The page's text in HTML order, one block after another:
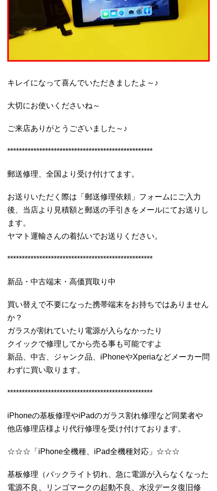
キレイになって喜んでいただきましたよ～♪
大切にお使いくださいね～
ご来店ありがとうございました～♪
**************************************************
郵送修理、全国より受け付けてます。
お送りいただく際は「郵送修理依頼」フォームにご入力
後、当店より見積額と郵送の手引きをメールにてお送りし
ます。
ヤマト運輸さんの着払いでお送りください。
**************************************************
新品・中古端末・高価買取り中
買い替えで不要になった携帯端末をお持ちではありません
か？
ガラスが割れていたり電源が入らなかったり
クイックで修理してから売る事も可能ですよ
新品、中古、ジャンク品、iPhoneやXperiaなどメーカー問
わずに買い取ります。
**************************************************
iPhoneの基板修理やiPadのガラス割れ修理など同業者や
他店修理店様より代行修理を受け付けております。
☆☆☆「iPhone全機種、iPad全機種対応」☆☆☆
基板修理（バックライト切れ、急に電源が入らなくなった
電源不良、リンゴマークの起動不良、水没データ復旧修